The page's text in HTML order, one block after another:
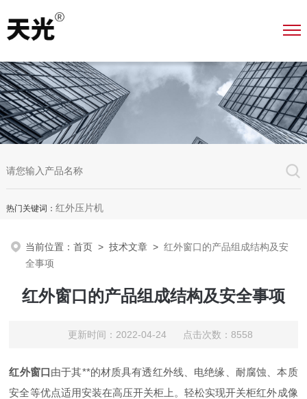
热门关键词： 红外压片机
当前位置：首页 >技术文章 >红外窗口的产品组成结构及安
全事项
红外窗口的产品组成结构及安全事项
更新时间：2022-04-24 点击次数：8558
红外窗口由于其**的材质具有透红外线、电绝缘、耐腐蚀、本质
安全等优点适用安装在高压开关柜上。轻松实现开关柜红外成像